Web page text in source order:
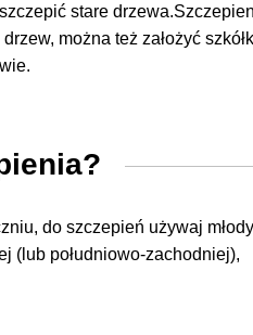
stare
można też założyć
do szczepień używaj
(lub południowo-zachodniej),